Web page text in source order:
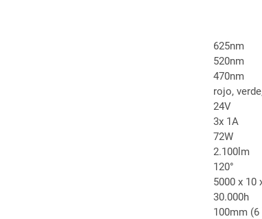
625nm
520nm
470nm
rojo,
24V
3x 1A
72W
2.100lm
120°
5000 x 10
30.000h
100mm (6